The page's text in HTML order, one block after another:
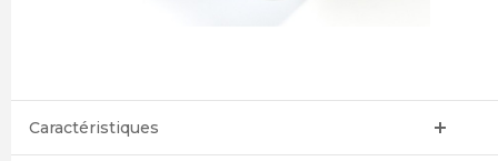
Caractéristiques